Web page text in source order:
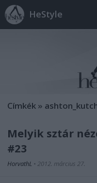
HeStyle
Címkék »
Melyik sztár
#23
HorvathL • 2012. március 27.